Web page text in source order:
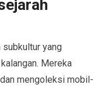
yang
Mereka
mengoleksi mobil-